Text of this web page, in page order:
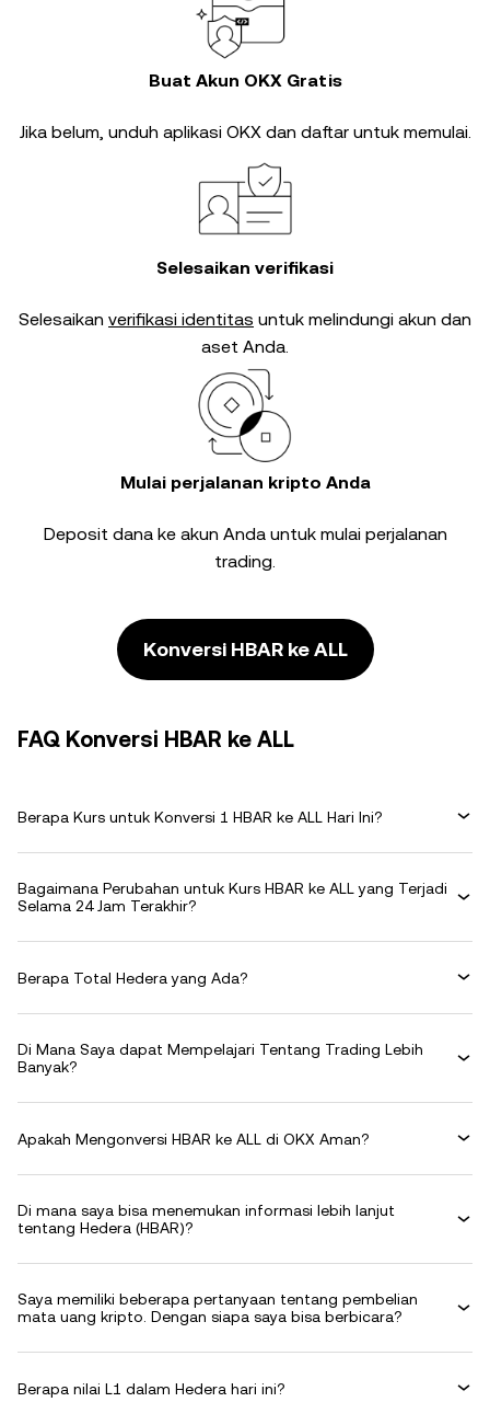
Buat Akun OKX Gratis
Jika belum, unduh aplikasi OKX dan daftar untuk memulai.
Selesaikan verifikasi
Selesaikan verifikasi identitas untuk melindungi akun dan
aset Anda.
Mulai perjalanan kripto Anda
Deposit dana ke akun Anda untuk mulai perjalanan
trading.
Konversi HBAR ke ALL
FAQ Konversi HBAR ke ALL
Berapa Kurs untuk Konversi 1 HBAR ke ALL Hari Ini?
Bagaimana Perubahan untuk Kurs HBAR ke ALL yang Terjadi
Selama 24 Jam Terakhir?
Berapa Total Hedera yang Ada?
Di Mana Saya dapat Mempelajari Tentang Trading Lebih
Banyak?
Apakah Mengonversi HBAR ke ALL di OKX Aman?
Di mana saya bisa menemukan informasi lebih lanjut
tentang Hedera (HBAR)?
Saya memiliki beberapa pertanyaan tentang pembelian
mata uang kripto. Dengan siapa saya bisa berbicara?
Berapa nilai L1 dalam Hedera hari ini?